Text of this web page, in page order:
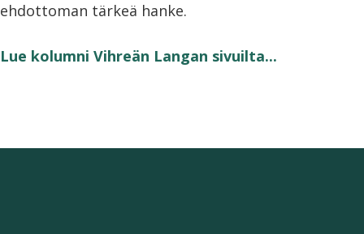
ehdottoman tärkeä hanke.
Lue kolumni Vihreän Langan sivuilta...